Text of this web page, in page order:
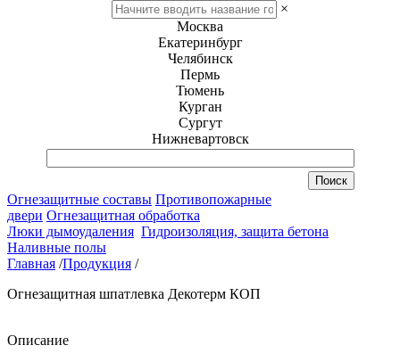
×
Москва
Екатеринбург
Челябинск
Пермь
Тюмень
Курган
Сургут
Нижневартовск
Огнезащитные составы Противопожарные
двери Огнезащитная обработка
Люки дымоудаления Гидроизоляция, защита бетона
Наливные полы
Главная /Продукция /
Огнезащитная шпатлевка Декотерм КОП
Описание